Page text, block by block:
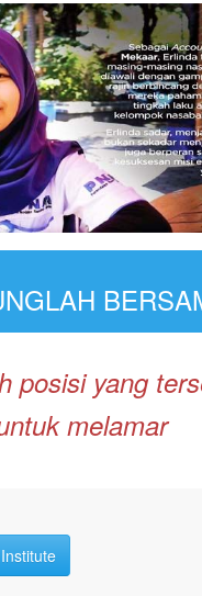
posisi yang
melamar